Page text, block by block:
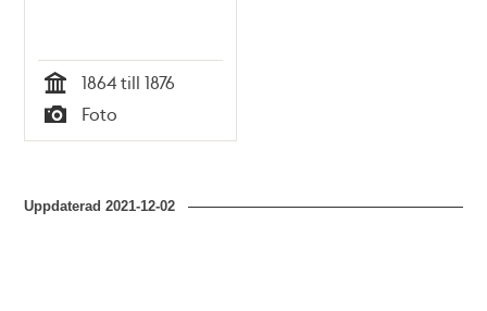
Tid
1864 till 1876
Typ
Foto
Uppdaterad2021-12-02